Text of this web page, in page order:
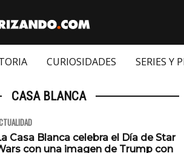
CURIOSIDADES SERIES Y
CASA BLANCA
Casa Blanca celebra el Día de Star
con una imagen de Trump con